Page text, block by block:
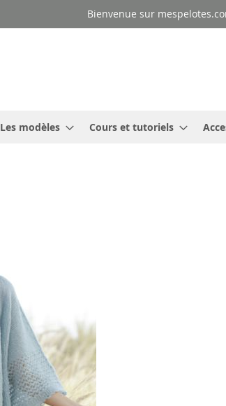
Bienvenue sur
Les modèles Cours et tutoriels